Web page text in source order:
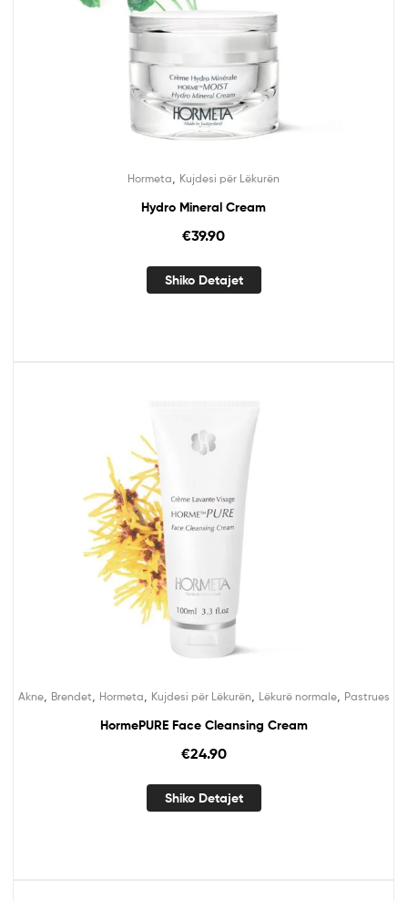
Hormeta Kujdesi për Lëkurën
Hydro Mineral Cream
€39.90
Shiko Detajet
Akne, Brendet Hormeta Kujdesi për Lëkurën Lëkurë normale, Pastrues
HormePURE Face Cleansing Cream
€24.90
Shiko Detajet